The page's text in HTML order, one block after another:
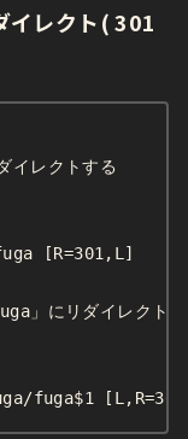
イレクト( 301
レクトする
[R=301,L]
」にリダイレクト
fuga$1